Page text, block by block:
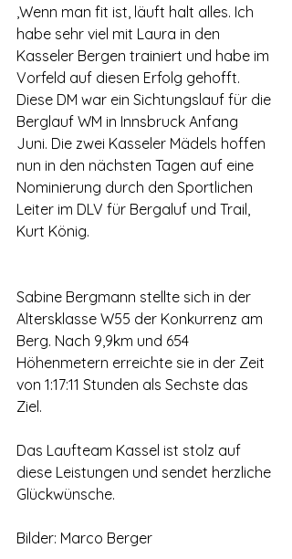
‚Wenn man fit ist, läuft halt alles. Ich
habe sehr viel mit Laura in den
Kasseler Bergen trainiert und habe im
Vorfeld auf diesen Erfolg gehofft.
Diese DM war ein Sichtungslauf für die
Berglauf WM in Innsbruck Anfang
Juni. Die zwei Kasseler Mädels hoffen
nun in den nächsten Tagen auf eine
Nominierung durch den Sportlichen
Leiter im DLV für Bergaluf und Trail,
Kurt König.
Sabine Bergmann stellte sich in der
Altersklasse W55 der Konkurrenz am
Berg. Nach 9,9km und 654
Höhenmetern erreichte sie in der Zeit
von 1:17:11 Stunden als Sechste das
Ziel.
Das Laufteam Kassel ist stolz auf
diese Leistungen und sendet herzliche
Glückwünsche.
Bilder: Marco Berger